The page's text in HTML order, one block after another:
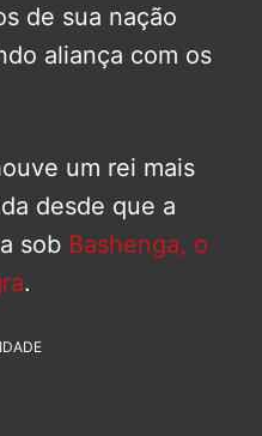
de sua nação
aliança com os
um rei mais
desde que a
sob Bashenga, o
.